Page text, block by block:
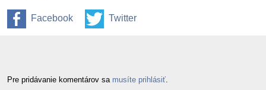
Facebook Twitter
Pre pridávanie komentárov sa musíte prihlásiť